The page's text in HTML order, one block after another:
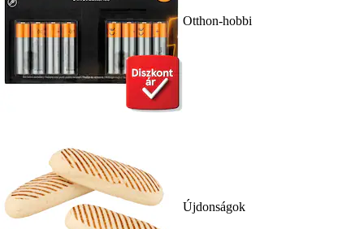
Otthon-hobbi
Újdonságok